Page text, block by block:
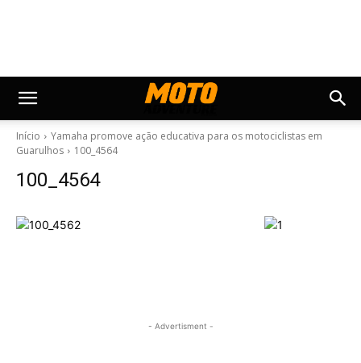
Início
Yamaha promove ação educativa para os motociclistas em
Guarulhos
100_4564
100_4564
- Advertisment -